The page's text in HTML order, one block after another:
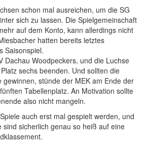
schon mal ausreichen, um die SG
sich zu lassen. Die Spielgemeinschaft
auf dem Konto, kann allerdings nicht
hatten bereits letztes
Saisonspiel.
Dachau Woodpeckers, und die Luchse
sechs beenden. Und sollten die
gewinnen, stünde der MEK am Ende der
Tabellenplatz. An Motivation sollte
also nicht mangeln.
auch erst mal gespielt werden, und
sind sicherlich genau so heiß auf eine